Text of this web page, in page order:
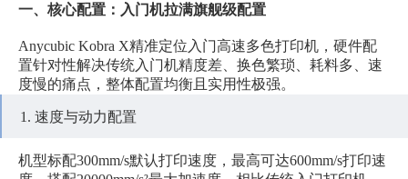
一、核心配置：入门机拉满旗舰级配置
Anycubic Kobra X精准定位入门高速多色打印机，硬件配
置针对性解决传统入门机精度差、换色繁琐、耗料多、速
度慢的痛点，整体配置均衡且实用性极强。
1. 速度与动力配置
机型标配300mm/s默认打印速度，最高可达600mm/s打印速